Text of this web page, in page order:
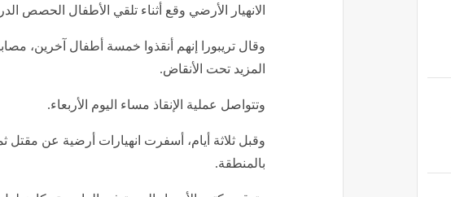
الانهيار الأرضي وقع أثناء تلقي الأطفال الحصص
وقال تريبورا إنهم أنقذوا خمسة أطفال آخرين،
المزيد تحت الأنقاض.
وتتواصل عملية الإنقاذ مساء اليوم الأربعاء.
وقبل ثلاثة أيام، أسفرت انهيارات أرضية عن
بالمنطقة.